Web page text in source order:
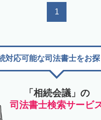
1
「相続会議」の
司法書士検索サービ
対応可能な司法書士をお探